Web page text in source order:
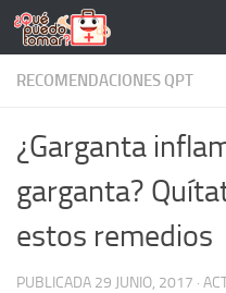
Saltar al contenido
RECOMENDACIONES QPT
¿Garganta
garganta?
estos remedios
PUBLICADA 29 JUNIO, 2017 ·